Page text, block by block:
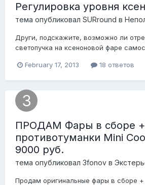
Регулировка уровня
тема опубликовал SURround в
Други, подскажите, возможно ли
светопучка на ксеноновой фаре
она светит ниже правой. Ехать в
February 17, 2013 18 ответов
ПРОДАМ Фары в сборе +
противотуманки Mini
9000 руб.
тема опубликовал 3fonov в
Продам оригинальные фары в сборе +